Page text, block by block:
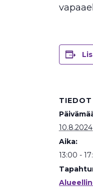
TIEDOT
10.8.2024
Aika:
13:00 -